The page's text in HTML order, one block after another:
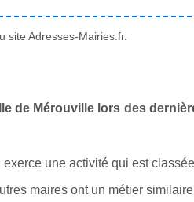
site Adresses-Mairies.fr.
de Mérouville lors des
une activité qui est
maires ont un métier